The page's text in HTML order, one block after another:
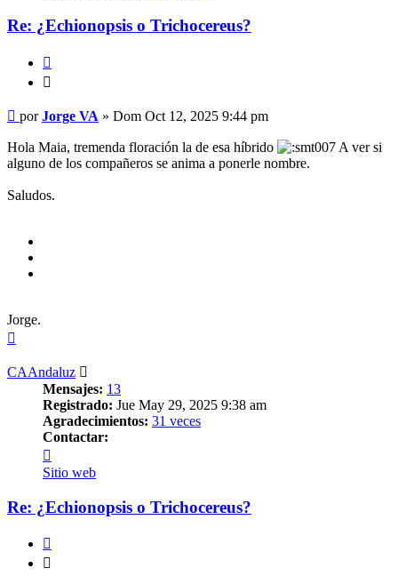
Re: ¿Echionopsis o Trichocereus?
Mensaje
porJorge VA » Dom Oct 12, 2025 9:44 pm
Hola Maia, tremenda floración la de esa híbrido
A ver si
alguno de los compañeros se anima a ponerle nombre.
Saludos.
Jorge.
CAAndaluz
Mensajes: 13
Registrado: Jue May 29, 2025 9:38 am
Agradecimientos: 31 veces
Contactar:
CAAndaluz
Sitio web
Re: ¿Echionopsis o Trichocereus?